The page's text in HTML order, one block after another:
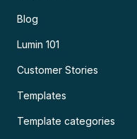
Blog
Lumin 101
Customer Stories
Templates
Template categories